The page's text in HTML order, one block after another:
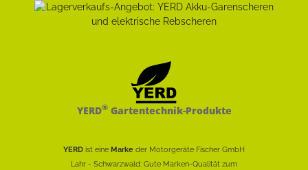
YERD®Gartentechnik-Produkte
YERD ist eine Marke der Motorgeräte Fischer GmbH
Lahr - Schwarzwald: Gute Marken-Qualität zum